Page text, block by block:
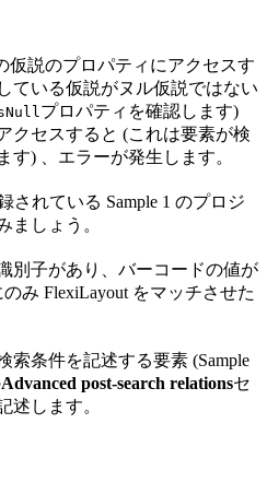
仮説のプロパティにアクセスす
ている仮説がヌル仮説ではない
プロパティを確認します)
クセスすると (これは要素が検
す) 、エラーが発生します。
されている Sample 1 のプロジ
ましょう。
別子があり、バーコードの値が
み FlexiLayout をマッチさせた
索条件を記述する要素 (Sample
Advanced post-search relationsセ
述します。